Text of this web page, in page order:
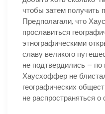
чтобы затем получить
Предполагали, что
прославиться
этнографическими
славу великого
не подтвердились –
Хаусхоффер не
географических
не распространяться о